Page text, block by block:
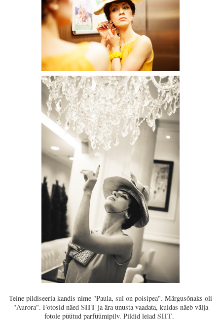
Teine pildiseeria kandis nime "Paula, sul on poisipea". Märgusõnaks oli
"Aurora". Fotosid näed SIIT ja ära unusta vaadata, kuidas näeb välja
fotole püütud parfüümipilv. Pildid leiad SIIT.